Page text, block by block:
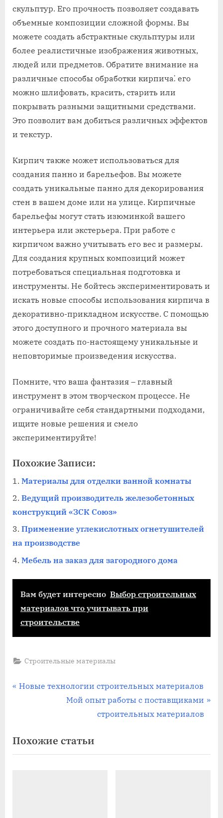
скульптур. Его прочность позволяет создавать
объемные композиции сложной формы. Вы
можете создать абстрактные скульптуры или
более реалистичные изображения животных,
людей или предметов. Обратите внимание на
различные способы обработки кирпича⁚ его
можно шлифовать, красить, старить или
покрывать разными защитными средствами.
Это позволит вам добиться различных эффектов
и текстур.
Кирпич также может использоваться для
создания панно и барельефов. Вы можете
создать уникальные панно для декорирования
стен в вашем доме или на улице. Кирпичные
барельефы могут стать изюминкой вашего
интерьера или экстерьера. При работе с
кирпичом важно учитывать его вес и размеры.
Для создания крупных композиций может
потребоваться специальная подготовка и
инструменты. Не бойтесь экспериментировать и
искать новые способы использования кирпича в
декоративно-прикладном искусстве. С помощью
этого доступного и прочного материала вы
можете создать по-настоящему уникальные и
неповторимые произведения искусства.
Помните, что ваша фантазия – главный
инструмент в этом творческом процессе. Не
ограничивайте себя стандартными подходами,
ищите новые решения и смело
экспериментируйте!
Похожие Записи:
Материалы для отделки ванной комнаты
Ведущий производитель железобетонных
конструкций «ЗСК Союз»
Применение углекислотных огнетушителей
на производстве
Мебель на заказ для загородного дома
Вам будет интересно Выбор строительных
материалов что учитывать при
строительстве
Строительные материалы
Навигация
П
ы
д
Новые технологии строительных материалов
С
д
у
Мой опыт работы с поставщиками
строительных материалов
Похожие статьи